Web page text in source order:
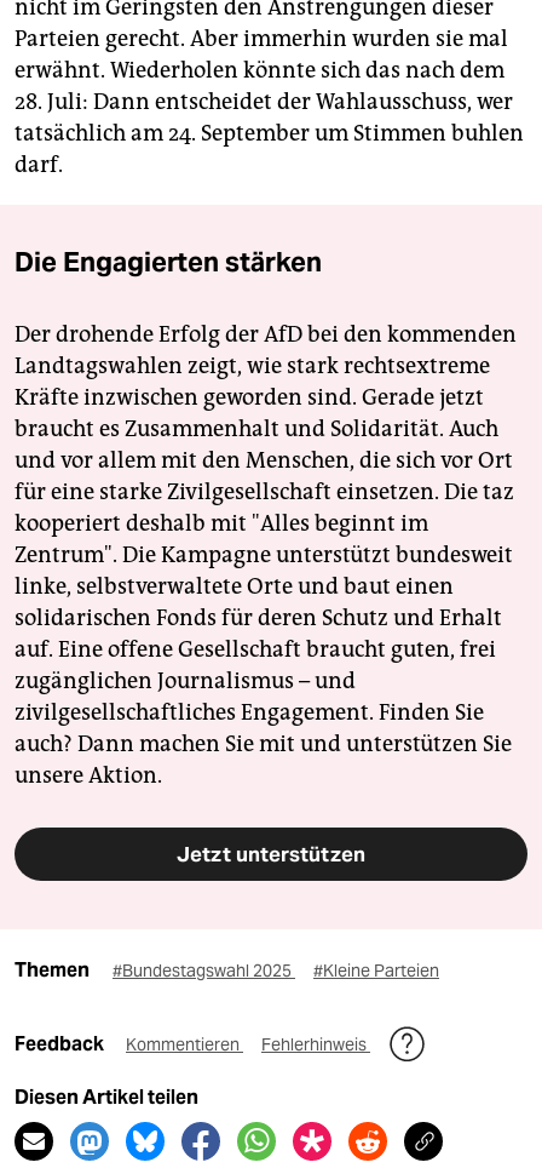
nicht im Geringsten den Anstrengungen dieser
Parteien gerecht. Aber immerhin wurden sie mal
erwähnt. Wiederholen könnte sich das nach dem
28. Juli: Dann entscheidet der Wahlausschuss, wer
tatsächlich am 24. September um Stimmen buhlen
darf.
Die Engagierten stärken
Der drohende Erfolg der AfD bei den kommenden
Landtagswahlen zeigt, wie stark rechtsextreme
Kräfte inzwischen geworden sind. Gerade jetzt
braucht es Zusammenhalt und Solidarität. Auch
und vor allem mit den Menschen, die sich vor Ort
für eine starke Zivilgesellschaft einsetzen. Die taz
kooperiert deshalb mit "Alles beginnt im
Zentrum". Die Kampagne unterstützt bundesweit
linke, selbstverwaltete Orte und baut einen
solidarischen Fonds für deren Schutz und Erhalt
auf. Eine offene Gesellschaft braucht guten, frei
zugänglichen Journalismus – und
zivilgesellschaftliches Engagement. Finden Sie
auch? Dann machen Sie mit und unterstützen Sie
unsere Aktion.
Jetzt unterstützen
Themen #Bundestagswahl 2025 #Kleine Parteien
Feedback Kommentieren Fehlerhinweis
Diesen Artikel teilen